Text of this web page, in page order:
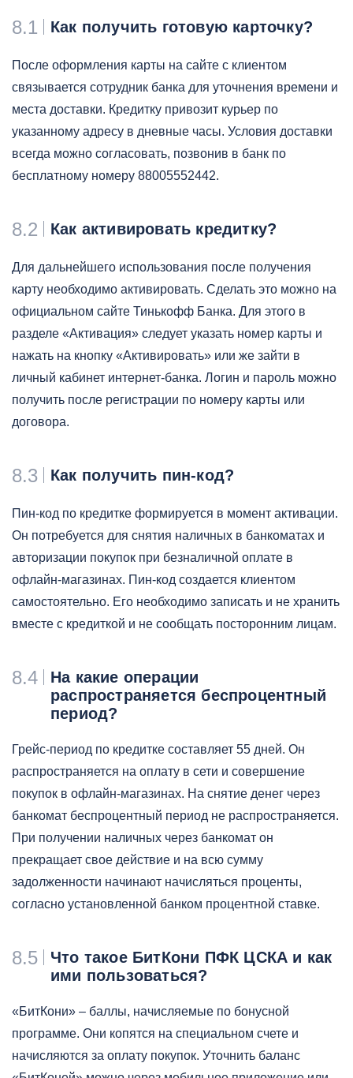
8.1 Как получить готовую карточку?
После оформления карты на сайте с клиентом
связывается сотрудник банка для уточнения времени и
места доставки. Кредитку привозит курьер по
указанному адресу в дневные часы. Условия доставки
всегда можно согласовать, позвонив в банк по
бесплатному номеру 88005552442.
8.2 Как активировать кредитку?
Для дальнейшего использования после получения
карту необходимо активировать. Сделать это можно на
официальном сайте Тинькофф Банка. Для этого в
разделе «Активация» следует указать номер карты и
нажать на кнопку «Активировать» или же зайти в
личный кабинет интернет-банка. Логин и пароль можно
получить после регистрации по номеру карты или
договора.
8.3 Как получить пин-код?
Пин-код по кредитке формируется в момент активации.
Он потребуется для снятия наличных в банкоматах и
авторизации покупок при безналичной оплате в
офлайн-магазинах. Пин-код создается клиентом
самостоятельно. Его необходимо записать и не хранить
вместе с кредиткой и не сообщать посторонним лицам.
8.4
На какие операции
распространяется беспроцентный
период?
Грейс-период по кредитке составляет 55 дней. Он
распространяется на оплату в сети и совершение
покупок в офлайн-магазинах. На снятие денег через
банкомат беспроцентный период не распространяется.
При получении наличных через банкомат он
прекращает свое действие и на всю сумму
задолженности начинают начисляться проценты,
согласно установленной банком процентной ставке.
8.5
Что такое БитКони ПФК ЦСКА и как
ими пользоваться?
«БитКони» – баллы, начисляемые по бонусной
программе. Они копятся на специальном счете и
начисляются за оплату покупок. Уточнить баланс